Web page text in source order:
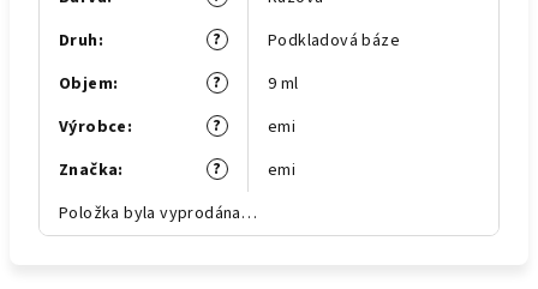
?
Druh:
Podkladová báze
?
Objem:
9 ml
?
Výrobce:
emi
?
Značka:
emi
Položka byla vyprodána…